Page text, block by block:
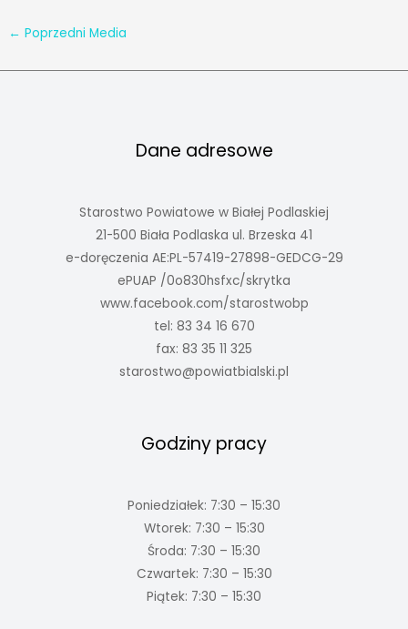
← Poprzedni Media
Dane adresowe
Starostwo Powiatowe w Białej Podlaskiej
21-500 Biała Podlaska ul. Brzeska 41
e-doręczenia AE:PL-57419-27898-GEDCG-29
ePUAP /0o830hsfxc/skrytka
www.facebook.com/starostwobp
tel: 83 34 16 670
fax: 83 35 11 325
starostwo@powiatbialski.pl
Godziny pracy
Poniedziałek: 7:30 – 15:30
Wtorek: 7:30 – 15:30
Środa: 7:30 – 15:30
Czwartek: 7:30 – 15:30
Piątek: 7:30 – 15:30